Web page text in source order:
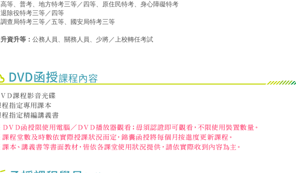
高等、普考、地方特考三等／四等、原住民特考、身心障礙特考
退除役特考三等／四等
調查局特考三等／五等、國安局特考三等
升資升等： 公務人員、關務人員、少將／上校轉任考試